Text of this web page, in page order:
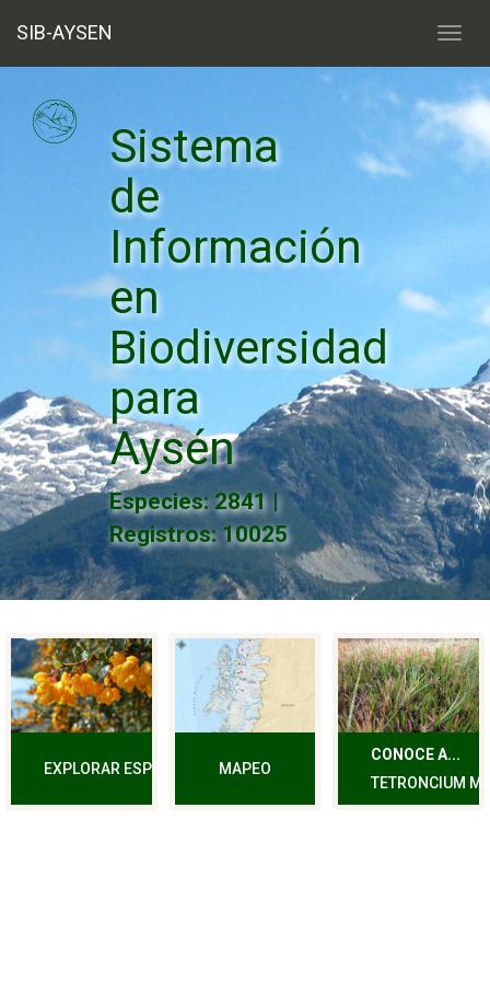
SIB-AYSEN
Sistema
de
Información
en
Biodiversidad
para
Aysén
Especies: 2841|
Registros: 10025
EXPLORAR ESPECIES MAPEO
CONOCE A...
TETRONCIUM